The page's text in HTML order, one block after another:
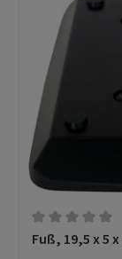
Fuß, 19,5 x 5